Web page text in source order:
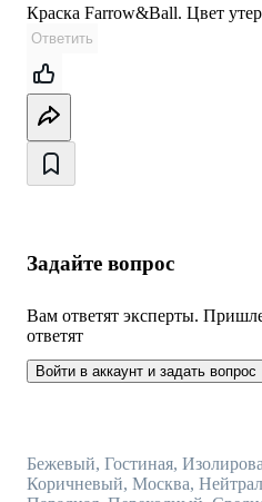
Краска Farrow&Ball. Цвет
Ответить
Задайте вопрос
Вам ответят эксперты.
ответят
Войти в аккаунт и задать вопрос
Бежевый, Гостиная,
Коричневый, Москва,